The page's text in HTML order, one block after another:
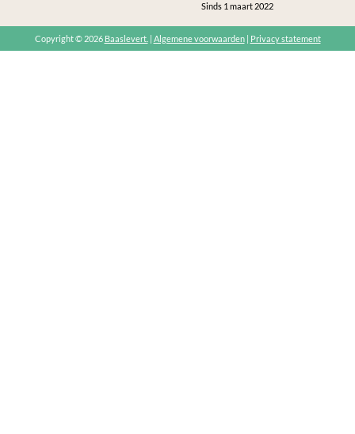
Sinds 1 maart 2022
Copyright © 2026 Baaslevert. Algemene voorwaarden| Privacy statement